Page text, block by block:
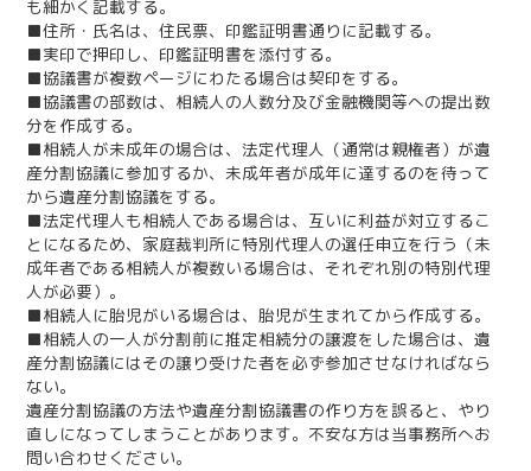
も細かく記載する。
■住所・氏名は、住民票、印鑑証明書通りに記載する。
■実印で押印し、印鑑証明書を添付する。
■協議書が複数ページにわたる場合は契印をする。
■協議書の部数は、相続人の人数分及び金融機関等への提出数
分を作成する。
■相続人が未成年の場合は、法定代理人（通常は親権者）が遺
産分割協議に参加するか、未成年者が成年に達するのを待って
から遺産分割協議をする。
■法定代理人も相続人である場合は、互いに利益が対立するこ
とになるため、家庭裁判所に特別代理人の選任申立を行う（未
成年者である相続人が複数いる場合は、それぞれ別の特別代理
人が必要）。
■相続人に胎児がいる場合は、胎児が生まれてから作成する。
■相続人の一人が分割前に推定相続分の譲渡をした場合は、遺
産分割協議にはその譲り受けた者を必ず参加させなければなら
ない。
遺産分割協議の方法や遺産分割協議書の作り方を誤ると、やり
直しになってしまうことがあります。不安な方は当事務所へお
問い合わせください。